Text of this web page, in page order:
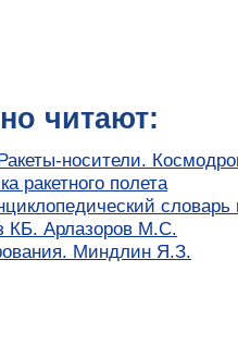
читают:
носители.
ракетного полета
словарь
КБ. Арлазоров М.С.
Миндлин Я.З.